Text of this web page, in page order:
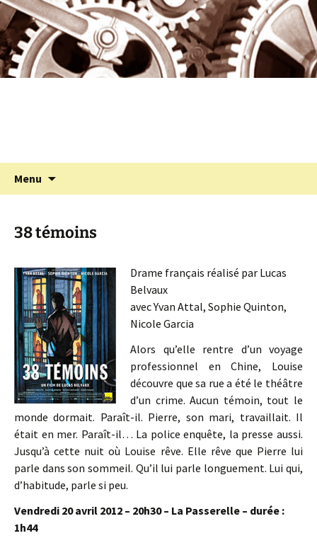
Aller
au
contenu
Cinémolette
Programmation cinéma à St Julien Molin
Molette
Menu
38 témoins
Drame français réalisé par Lucas
Belvaux
avec Yvan Attal, Sophie Quinton,
Nicole Garcia
Alors qu’elle rentre d’un voyage
professionnel en Chine, Louise
découvre que sa rue a été le théâtre
d’un crime. Aucun témoin, tout le
monde dormait. Paraît-il. Pierre, son mari, travaillait. Il
était en mer. Paraît-il… La police enquête, la presse aussi.
Jusqu’à cette nuit où Louise rêve. Elle rêve que Pierre lui
parle dans son sommeil. Qu’il lui parle longuement. Lui qui,
d’habitude, parle si peu.
Vendredi 20 avril 2012 – 20h30 – La Passerelle – durée :
1h44